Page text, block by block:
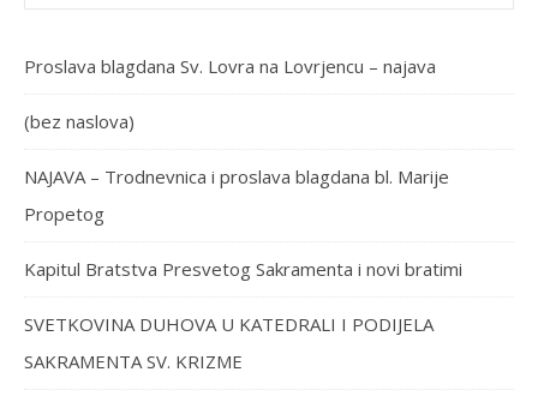
Proslava blagdana Sv. Lovra na Lovrjencu – najava
(bez naslova)
NAJAVA – Trodnevnica i proslava blagdana bl. Marije
Propetog
Kapitul Bratstva Presvetog Sakramenta i novi bratimi
SVETKOVINA DUHOVA U KATEDRALI I PODIJELA
SAKRAMENTA SV. KRIZME